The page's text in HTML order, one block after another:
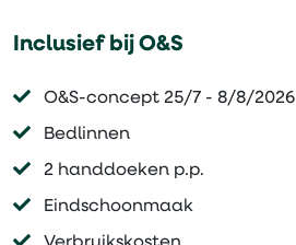
Inclusief bij O&S
O&S-concept 25/7 - 8/8/2026
Bedlinnen
2 handdoeken p.p.
Eindschoonmaak